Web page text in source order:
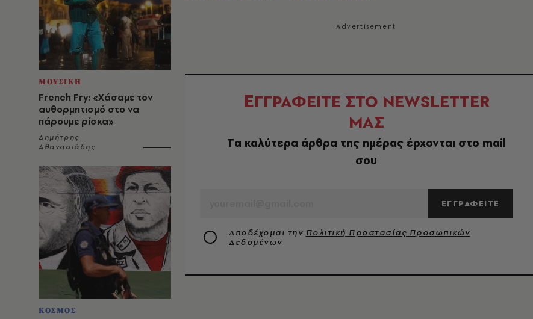
ΜΟΥΣΙΚΗ
French Fry: «Χάσαμε τον
αυθορμητισμό στο να
πάρουμε ρίσκα»
Δημήτρης
Αθανασιάδης
ΚΟΣΜΟΣ
ΕΓΓΡΑΦΕΙΤΕ ΣΤΟ NEWSLETTER
ΜΑΣ
Tα καλύτερα άρθρα της ημέρας έρχονται στο mail
σου
ΕΓΓΡΑΦΕΙΤΕ
Αποδέχομαι την Πολιτική Προστασίας Προσωπικών
Δεδομένων